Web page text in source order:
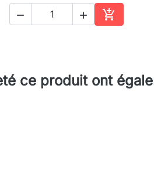
  
Ajouter au
ce produit ont